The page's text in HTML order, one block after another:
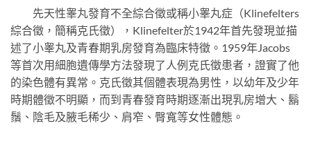
先天性睾丸發育不全綜合徵或稱小睾丸症（Klinefelters
綜合徵，簡稱克氏徵），Klinefelter於1942年首先發現並描
述了小睾丸及青春期乳房發育為臨床特徵。1959年Jacobs
等首次用細胞遺傳學方法發現了人例克氏徵患者，證實了他
的染色體有異常。克氏徵其個體表現為男性，以幼年及少年
時期體徵不明顯，而到青春發育時期逐漸出現乳房增大、鬍
鬚、陰毛及腋毛稀少、肩窄、臀寬等女性體態。